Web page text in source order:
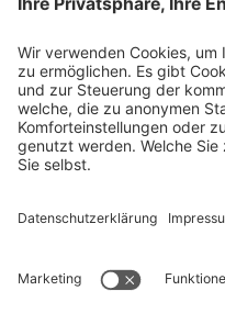
Ich habe die
genommen.
NEWSLETTER